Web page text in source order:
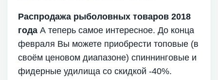
Распродажа рыболовных товаров 2018
года А теперь самое интересное. До конца
февраля Вы можете приобрести топовые (в
своём ценовом диапазоне) спиннинговые и
фидерные удилища со скидкой -40%.